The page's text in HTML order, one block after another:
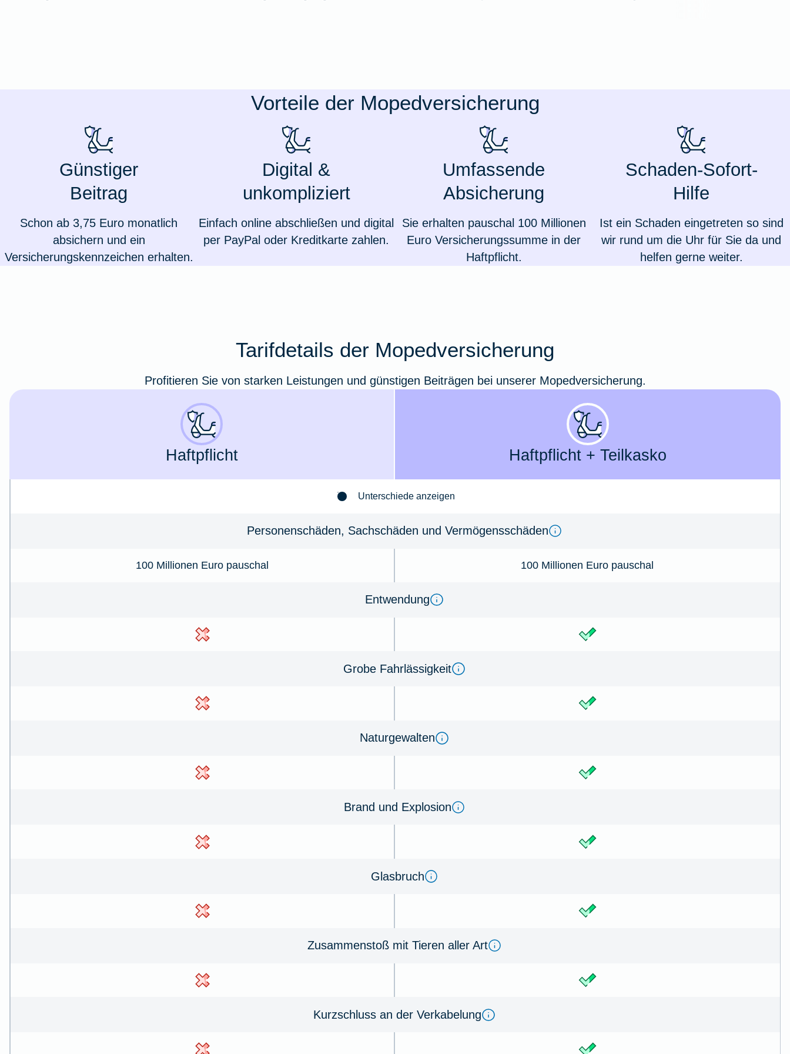
Zur Produktübersicht
Weil du wichtig bist
Vorteile der Mopedversicherung
Günstiger
Beitrag
Schon ab 3,75 Euro monatlich
absichern und ein
Versicherungskennzeichen erhalten.
Digital &
unkompliziert
Einfach online abschließen und digital
per PayPal oder Kreditkarte zahlen.
Umfassende
Absicherung
Sie erhalten pauschal 100 Millionen
Euro Versicherungssumme in der
Haftpflicht.
Schaden-Sofort-
Hilfe
Ist ein Schaden eingetreten so sind
wir rund um die Uhr für Sie da und
helfen gerne weiter.
Tarifdetails der Mopedversicherung
Profitieren Sie von starken Leistungen und günstigen Beiträgen bei unserer Mopedversicherung.
Haft­pflicht Haft­­pflicht + Teil­kasko
Unterschiede anzeigen
Per­so­nenschäden, Sachschäden und Ver­mögens­schä­den
100 Millionen Euro pauschal 100 Millionen Euro pauschal
Ent­wen­dung
Gro­be Fahr­lässig­keit
Na­tur­ge­wal­ten
Brand und Ex­plo­sion
Glas­bruch
Zu­sammen­stoß mit Tie­ren aller Art
Kurz­schluss an der Ver­kabe­lung